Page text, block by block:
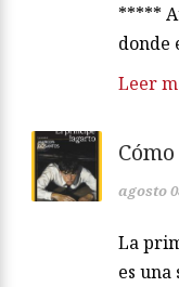
*****
donde
Leer
agosto
La
es